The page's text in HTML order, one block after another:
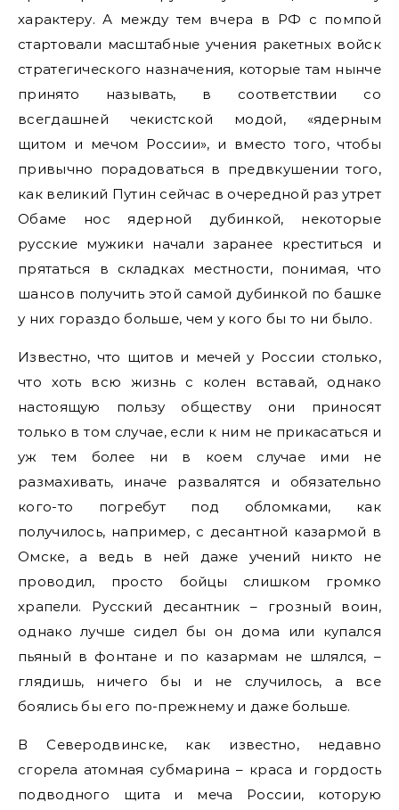
характеру. А между тем вчера в РФ с помпой
стартовали масштабные учения ракетных войск
стратегического назначения, которые там нынче
принято называть, в соответствии со
всегдашней чекистской модой, «ядерным
щитом и мечом России», и вместо того, чтобы
привычно порадоваться в предвкушении того,
как великий Путин сейчас в очередной раз утрет
Обаме нос ядерной дубинкой, некоторые
русские мужики начали заранее креститься и
прятаться в складках местности, понимая, что
шансов получить этой самой дубинкой по башке
у них гораздо больше, чем у кого бы то ни было.
Известно, что щитов и мечей у России столько,
что хоть всю жизнь с колен вставай, однако
настоящую пользу обществу они приносят
только в том случае, если к ним не прикасаться и
уж тем более ни в коем случае ими не
размахивать, иначе развалятся и обязательно
кого-то погребут под обломками, как
получилось, например, с десантной казармой в
Омске, а ведь в ней даже учений никто не
проводил, просто бойцы слишком громко
храпели. Русский десантник – грозный воин,
однако лучше сидел бы он дома или купался
пьяный в фонтане и по казармам не шлялся, –
глядишь, ничего бы и не случилось, а все
боялись бы его по-прежнему и даже больше.
В Северодвинске, как известно, недавно
сгорела атомная субмарина – краса и гордость
подводного щита и меча России, которую